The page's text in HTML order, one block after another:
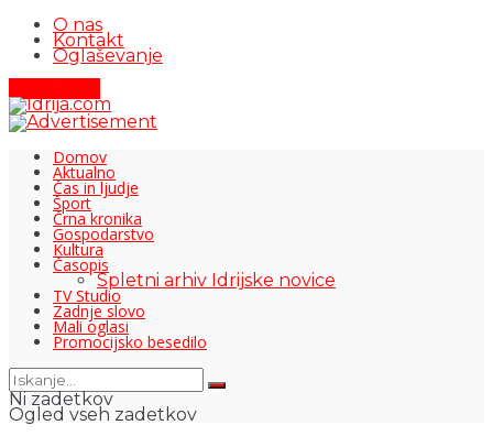
O nas
Kontakt
Oglaševanje
Domov
Aktualno
Čas in ljudje
Šport
Črna kronika
Gospodarstvo
Kultura
Časopis
Spletni arhiv Idrijske novice
TV Studio
Zadnje slovo
Mali oglasi
Promocijsko besedilo
Ni zadetkov
Ogled vseh zadetkov